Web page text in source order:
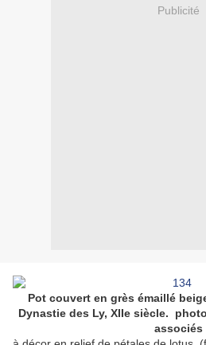
Publicité
Pot couvert en grès émaillé
Dynastie des Ly, XIIe siècle.
associés